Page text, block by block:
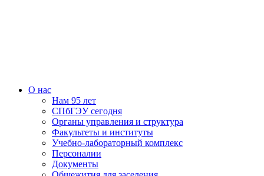
О нас
Нам 95 лет
СПбГЭУ сегодня
Органы управления и структура
Факультеты и институты
Учебно-лабораторный комплекс
Персоналии
Документы